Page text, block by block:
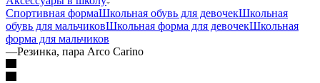
Спортивная формаШкольная обувь для девочекШкольная
обувь для мальчиковШкольная форма для девочекШкольная
форма для мальчиков
—Резинка, пара Arco Carino